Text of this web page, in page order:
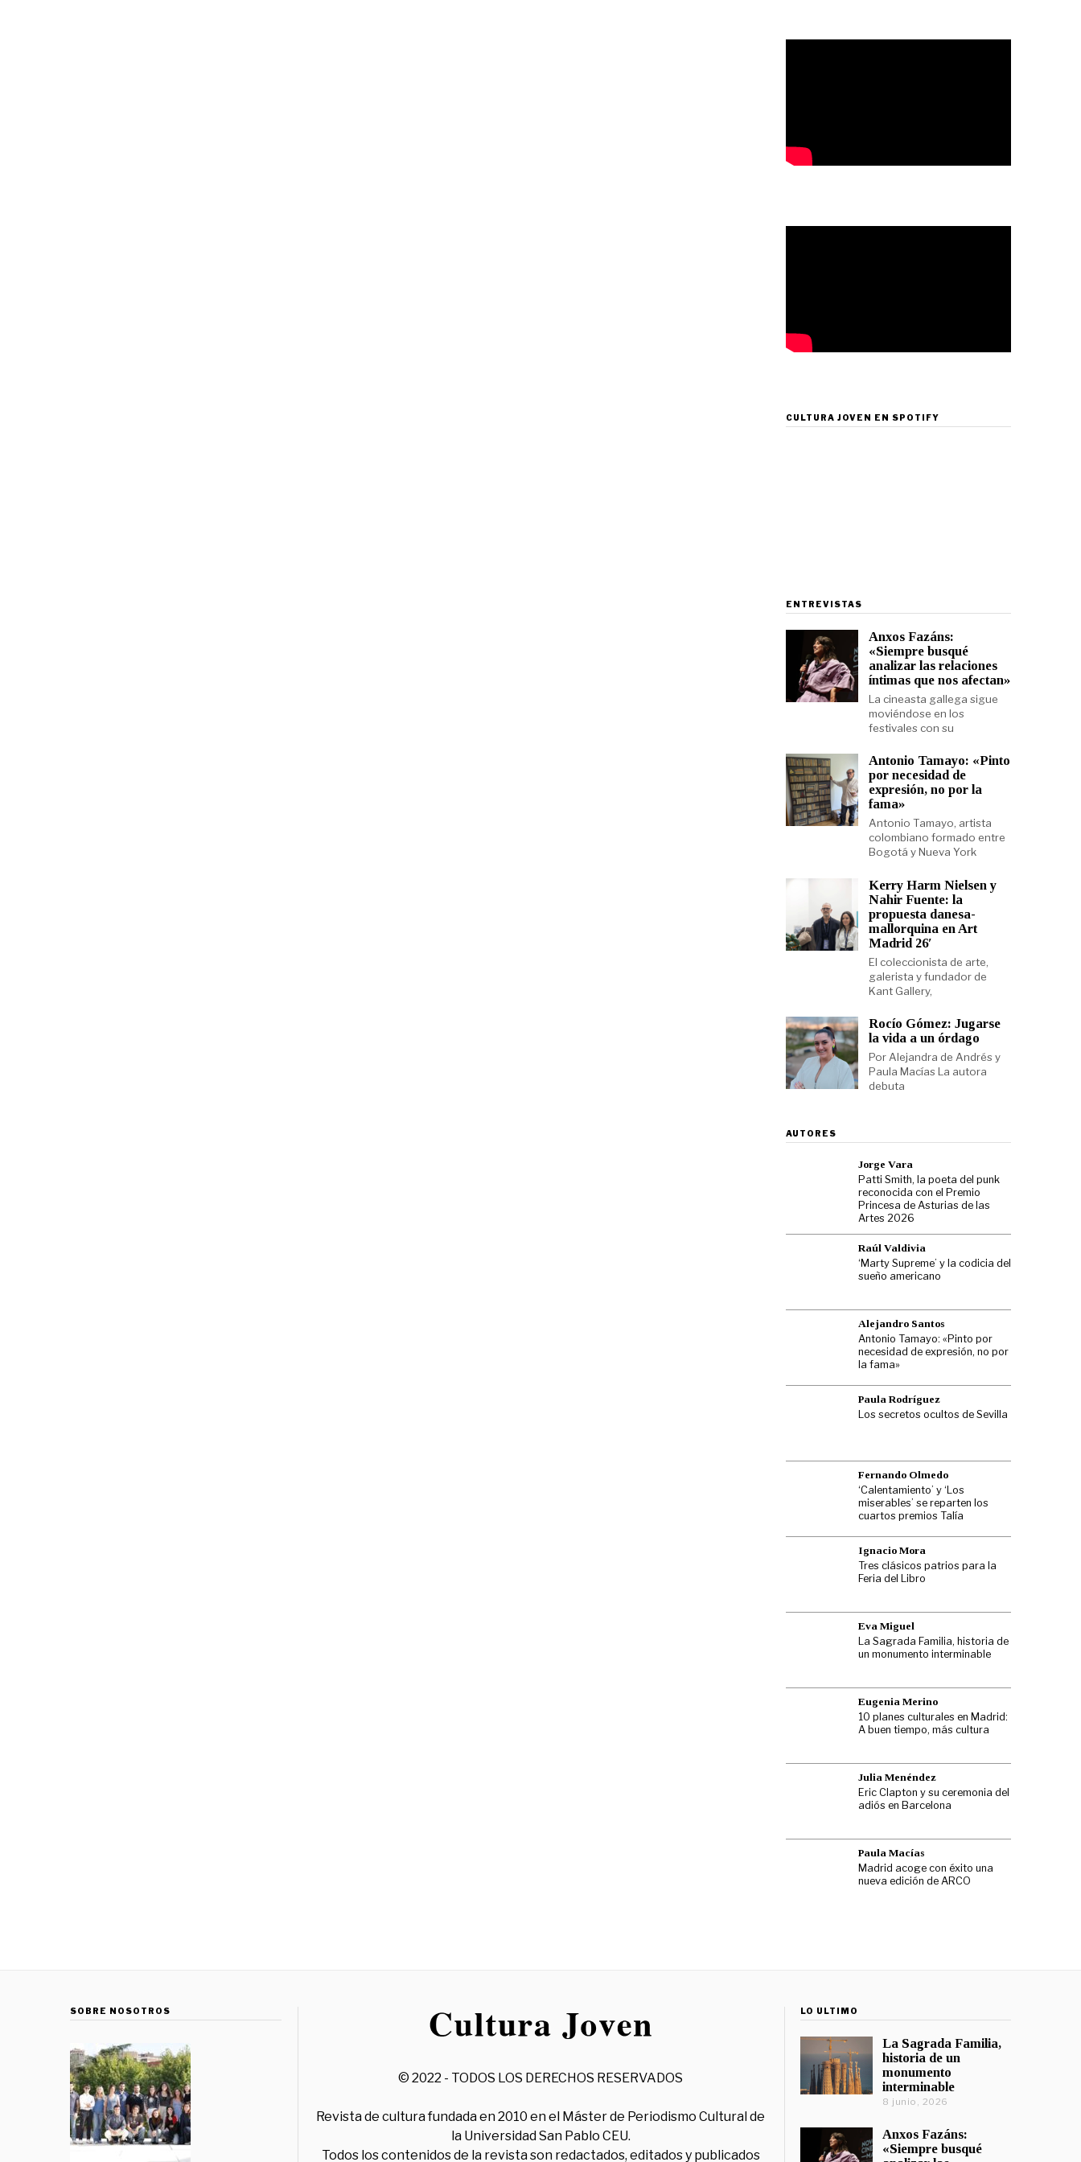
CULTURA JOVEN EN SPOTIFY
ENTREVISTAS
Anxos Fazáns:
«Siempre busqué
analizar las relaciones
íntimas que nos afectan»
La cineasta gallega sigue
moviéndose en los
festivales con su
Antonio Tamayo: «Pinto
por necesidad de
expresión, no por la
fama»
Antonio Tamayo, artista
colombiano formado entre
Bogotá y Nueva York
Kerry Harm Nielsen y
Nahir Fuente: la
propuesta danesa-
mallorquina en Art
Madrid 26′
El coleccionista de arte,
galerista y fundador de
Kant Gallery,
Rocío Gómez: Jugarse
la vida a un órdago
Por Alejandra de Andrés y
Paula Macías La autora
debuta
AUTORES
Jorge Vara
Patti Smith, la poeta del punk
reconocida con el Premio
Princesa de Asturias de las
Artes 2026
Raúl Valdivia
‘Marty Supreme’ y la codicia del
sueño americano
Alejandro Santos
Antonio Tamayo: «Pinto por
necesidad de expresión, no por
la fama»
Paula Rodríguez
Los secretos ocultos de Sevilla
Fernando Olmedo
‘Calentamiento’ y ‘Los
miserables’ se reparten los
cuartos premios Talía
Ignacio Mora
Tres clásicos patrios para la
Feria del Libro
Eva Miguel
La Sagrada Familia, historia de
un monumento interminable
Eugenia Merino
10 planes culturales en Madrid:
A buen tiempo, más cultura
Julia Menéndez
Eric Clapton y su ceremonia del
adiós en Barcelona
Paula Macías
Madrid acoge con éxito una
nueva edición de ARCO
SOBRE NOSOTROS
© 2022 - TODOS LOS DERECHOS RESERVADOS
Revista de cultura fundada en 2010 en el Máster de Periodismo Cultural de
la Universidad San Pablo CEU.
Todos los contenidos de la revista son redactados, editados y publicados
LO ÚLTIMO
La Sagrada Familia,
historia de un
monumento
interminable
8 junio, 2026
Anxos Fazáns:
«Siempre busqué